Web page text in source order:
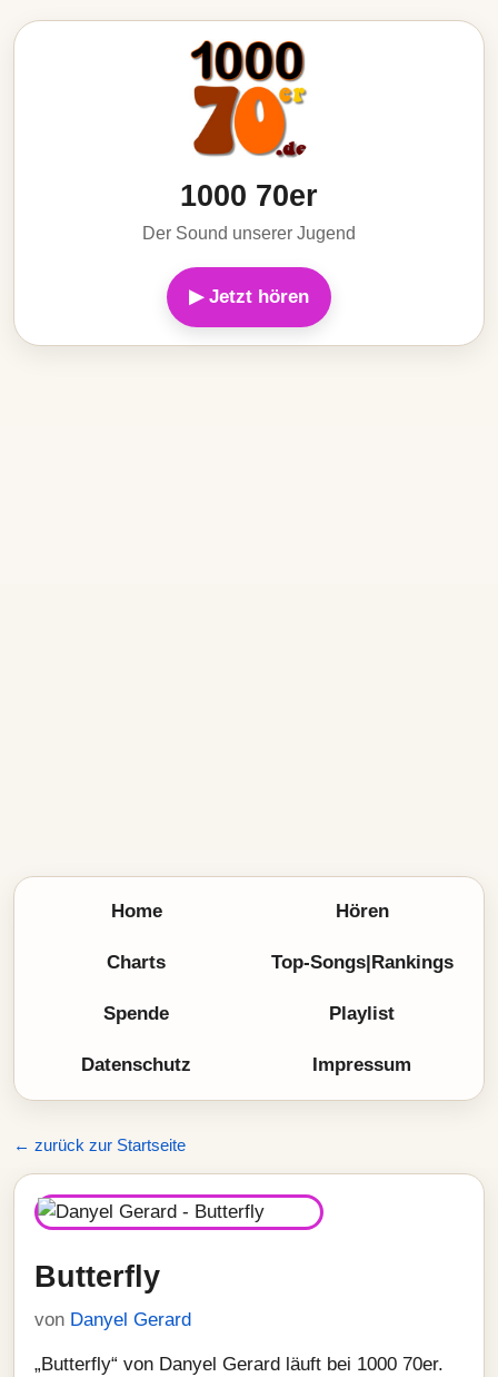
1000 70er
Der Sound unserer Jugend
▶ Jetzt hören
Home Hören
Charts Top-Songs|Rankings
Spende Playlist
Datenschutz Impressum
← zurück zur Startseite
Butterfly
von Danyel Gerard
„Butterfly“ von Danyel Gerard läuft bei 1000 70er.